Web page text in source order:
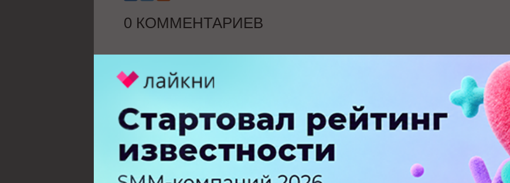
0 КОММЕНТАРИЕВ
ПЕРЕЙТИ НА ПОЛНУЮ ВЕРСИЮ
© SEOnews.ru Все права защищены. 2026